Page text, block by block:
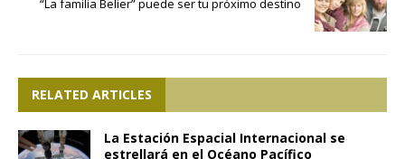
“La familia Belier” puede ser tu próximo destino
RELATED ARTICLES
La Estación Espacial Internacional se
estrellará en el Océano Pacífico